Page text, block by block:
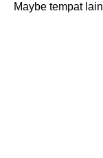
Maybe tempat